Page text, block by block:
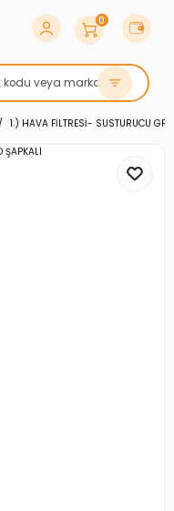
0
1.) HAVA FİLTRESİ- SUSTURUCU